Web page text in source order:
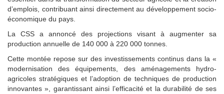
d’emplois, contribuant ainsi directement au développement socio-
économique du pays.
La CSS a annoncé des projections visant à augmenter sa
production annuelle de 140 000 à 220 000 tonnes.
Cette montée repose sur des investissements continus dans la «
modernisation des équipements, des aménagements hydro-
agricoles stratégiques et l’adoption de techniques de production
innovantes », garantissant ainsi l’efficacité et la durabilité de ses